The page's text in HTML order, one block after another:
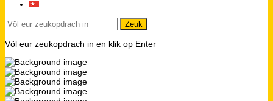
Völ eur zeukopdrach in en klik op Enter